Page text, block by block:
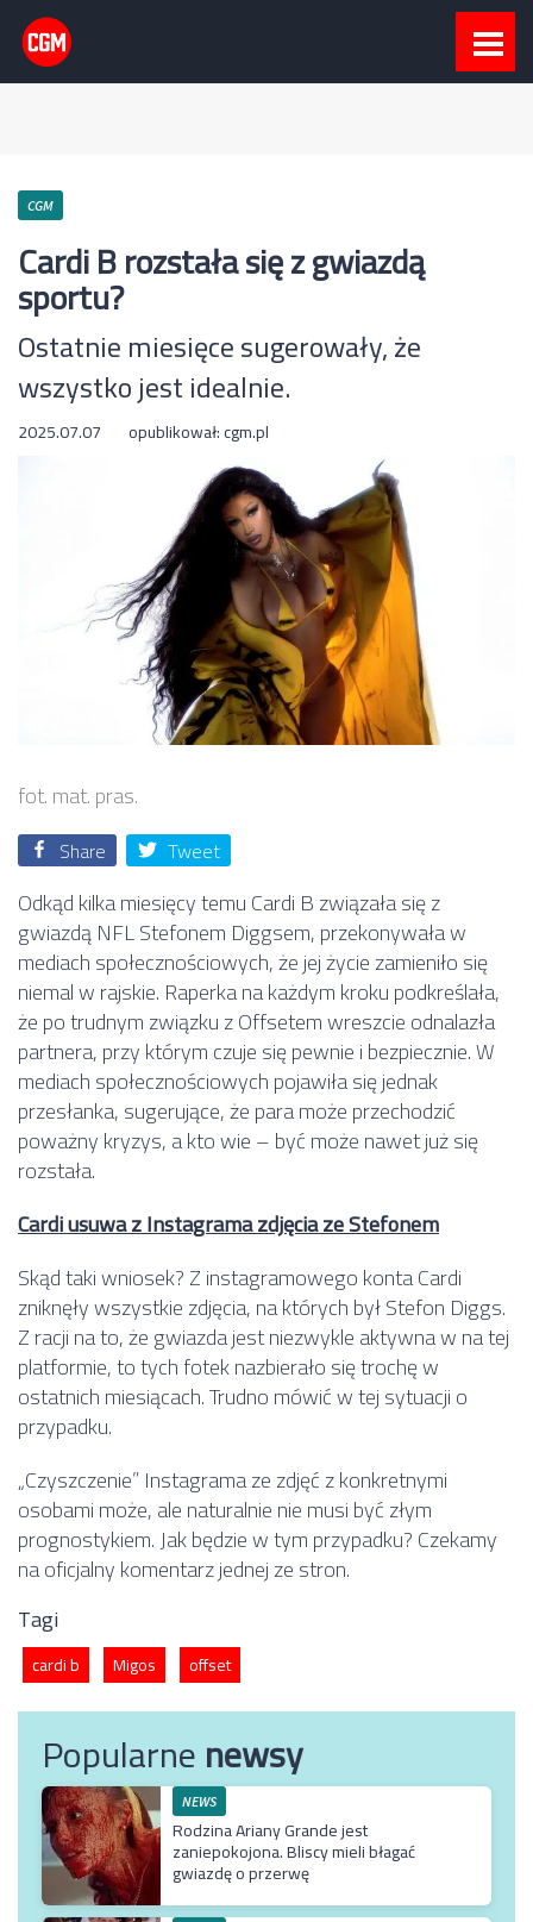
CGM
Cardi B rozstała się z gwiazdą
sportu?
Ostatnie miesięce sugerowały, że
wszystko jest idealnie.
2025.07.07 opublikował:cgm.pl
fot. mat. pras.
Share Tweet
Odkąd kilka miesięcy temu Cardi B związała się z
gwiazdą NFL Stefonem Diggsem, przekonywała w
mediach społecznościowych, że jej życie zamieniło się
niemal w rajskie. Raperka na każdym kroku podkreślała,
że po trudnym związku z Offsetem wreszcie odnalazła
partnera, przy którym czuje się pewnie i bezpiecznie. W
mediach społecznościowych pojawiła się jednak
przesłanka, sugerujące, że para może przechodzić
poważny kryzys, a kto wie – być może nawet już się
rozstała.
Cardi usuwa z Instagrama zdjęcia ze Stefonem
Skąd taki wniosek? Z instagramowego konta Cardi
zniknęły wszystkie zdjęcia, na których był Stefon Diggs.
Z racji na to, że gwiazda jest niezwykle aktywna w na tej
platformie, to tych fotek nazbierało się trochę w
ostatnich miesiącach. Trudno mówić w tej sytuacji o
przypadku.
„Czyszczenie” Instagrama ze zdjęć z konkretnymi
osobami może, ale naturalnie nie musi być złym
prognostykiem. Jak będzie w tym przypadku? Czekamy
na oficjalny komentarz jednej ze stron.
Tagi
cardi b Migos offset
Popularnenewsy
NEWS
Rodzina Ariany Grande jest
zaniepokojona. Bliscy mieli błagać
gwiazdę o przerwę